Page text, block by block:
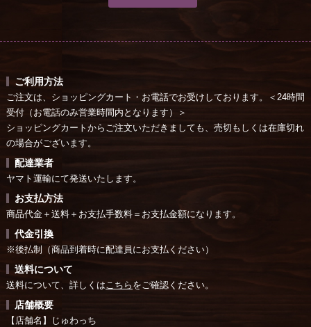
ご利用方法
ご注文は、ショッピングカート・お電話でお受けしております。＜24時間
受付（お電話のみ営業時間内となります）＞
ショッピングカートからご注文いただきましても、売切もしくは在庫切れ
の場合がございます。
配達業者
ヤマト運輸にて発送いたします。
お支払方法
商品代金＋送料＋お支払手数料＝お支払金額になります。
代金引換
※後払制（商品到着時に配達員にお支払ください）
送料について
送料について、詳しくはこちら をご確認ください。
店舗概要
【店舗名】じゅわっち